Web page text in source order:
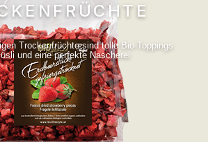
Trockenfrüchte sind tolle Bio-Toppings
und eine perfekte Nascherei